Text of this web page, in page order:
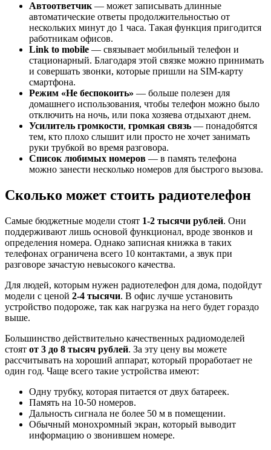
Автоответчик — может записывать длинные
автоматические ответы продолжительностью от
нескольких минут до 1 часа. Такая функция пригодится
работникам офисов.
Link to mobile — связывает мобильный телефон и
стационарный. Благодаря этой связке можно принимать
и совершать звонки, которые пришли на SIM-карту
смартфона.
Режим «Не беспокоить» — больше полезен для
домашнего использования, чтобы телефон можно было
отключить на ночь, или пока хозяева отдыхают днем.
Усилитель громкости, громкая связь — понадобятся
тем, кто плохо слышит или просто не хочет занимать
руки трубкой во время разговора.
Список любимых номеров — в память телефона
можно занести несколько номеров для быстрого вызова.
Сколько может стоить радиотелефон
Самые бюджетные модели стоят 1-2 тысячи рублей. Они
поддерживают лишь основой функционал, вроде звонков и
определения номера. Однако записная книжка в таких
телефонах ограничена всего 10 контактами, а звук при
разговоре зачастую невысокого качества.
Для людей, которым нужен радиотелефон для дома, подойдут
модели с ценой 2-4 тысячи. В офис лучше установить
устройство подороже, так как нагрузка на него будет гораздо
выше.
Большинство действительно качественных радиомоделей
стоят от 3 до 8 тысяч рублей. За эту цену вы можете
рассчитывать на хороший аппарат, который проработает не
один год. Чаще всего такие устройства имеют:
Одну трубку, которая питается от двух батареек.
Память на 10-50 номеров.
Дальность сигнала не более 50 м в помещении.
Обычный монохромный экран, который выводит
информацию о звонившем номере.